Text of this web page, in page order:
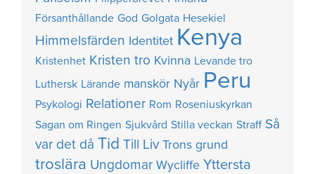
Försanthållande God Golgata Hesekiel
Himmelsfärden Identitet Kenya
Kristenhet Kristen tro Kvinna Levande tro
Luthersk Lärande manskör Nyår Peru
Psykologi Relationer Rom Roseniuskyrkan
Sagan om Ringen Sjukvård Stilla veckan Straff Så
var det då Tid Till Liv Trons grund
troslära Ungdomar Wycliffe Yttersta